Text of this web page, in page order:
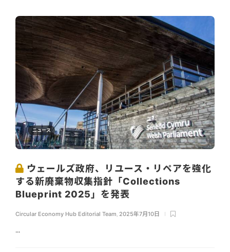
ニュース
ウェールズ政府、リユース・リペアを強化
する新廃棄物収集指針「Collections
Blueprint 2025」を発表
Circular Economy Hub Editorial Team 2025年7月10日
...